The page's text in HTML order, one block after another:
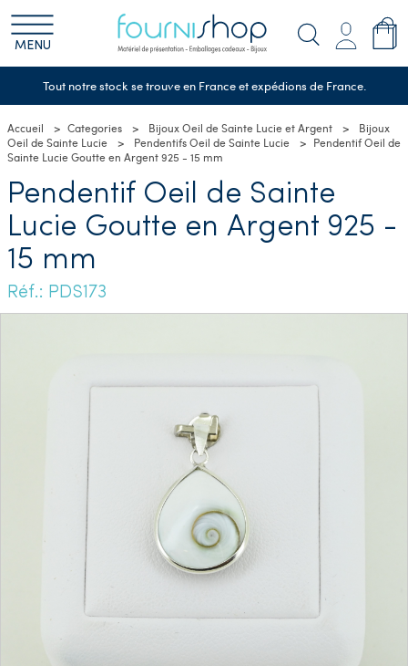
MENU
Tout notre stock se trouve en France et expédions de France.
Accueil Categories Bijoux Oeil de Sainte Lucie et Argent
Bijoux
Oeil de Sainte Lucie
Pendentifs Oeil de Sainte Lucie
Pendentif Oeil de
Sainte Lucie Goutte en Argent 925 - 15 mm
Pendentif Oeil de Sainte
Lucie Goutte en Argent 925 -
15 mm
Réf.: PDS173